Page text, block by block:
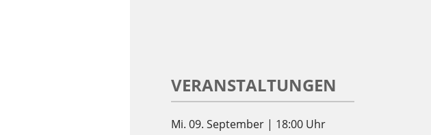
VERANSTALTUNGEN
Mi. 09. September | 18:00 Uhr